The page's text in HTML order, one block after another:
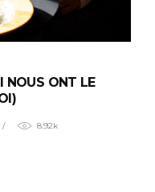
NOUS ONT LE
8.92k